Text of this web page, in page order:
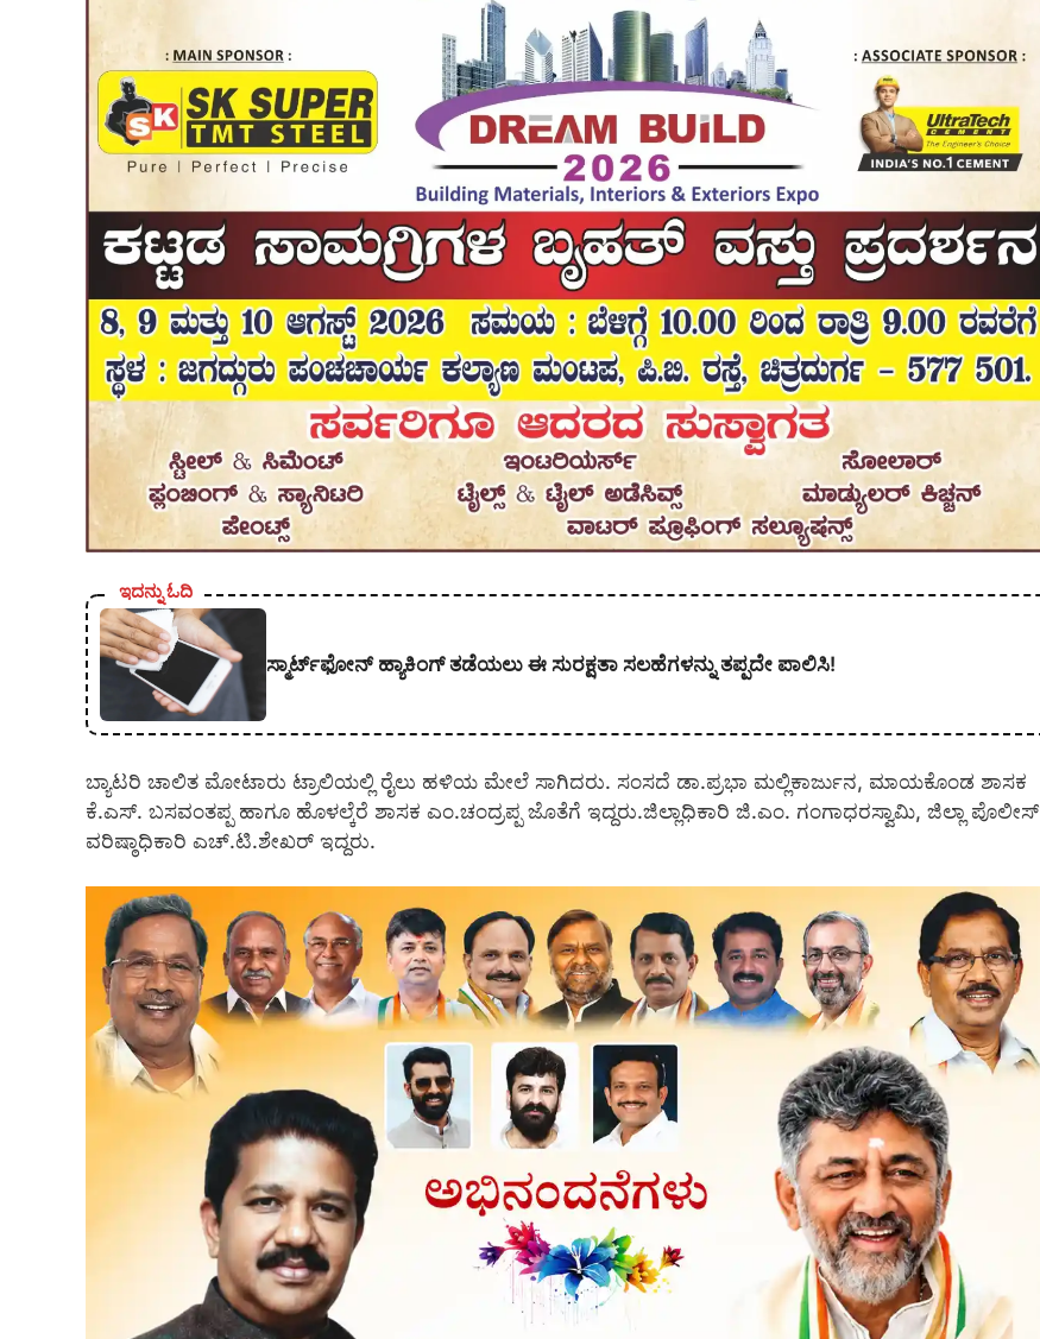
ಇದನ್ನು ಓದಿ
ಸ್ಮಾರ್ಟ್‌ಫೋನ್ ಹ್ಯಾಕಿಂಗ್ ತಡೆಯಲು ಈ ಸುರಕ್ಷತಾ ಸಲಹೆಗಳನ್ನು ತಪ್ಪದೇ ಪಾಲಿಸಿ!
ಬ್ಯಾಟರಿ ಚಾಲಿತ ಮೋಟಾರು ಟ್ರಾಲಿಯಲ್ಲಿ ರೈಲು ಹಳಿಯ ಮೇಲೆ ಸಾಗಿದರು. ಸಂಸದೆ ಡಾ.ಪ್ರಭಾ ಮಲ್ಲಿಕಾರ್ಜುನ, ಮಾಯಕೊಂಡ ಶಾಸಕ
ಕೆ.ಎಸ್. ಬಸವಂತಪ್ಪ ಹಾಗೂ ಹೊಳಲ್ಕೆರೆ ಶಾಸಕ ಎಂ.ಚಂದ್ರಪ್ಪ ಜೊತೆಗೆ ಇದ್ದರು.ಜಿಲ್ಲಾಧಿಕಾರಿ ಜಿ.ಎಂ. ಗಂಗಾಧರಸ್ವಾಮಿ, ಜಿಲ್ಲಾ ಪೊಲೀಸ್
ವರಿಷ್ಠಾಧಿಕಾರಿ ಎಚ್.ಟಿ.ಶೇಖರ್ ಇದ್ದರು‌.